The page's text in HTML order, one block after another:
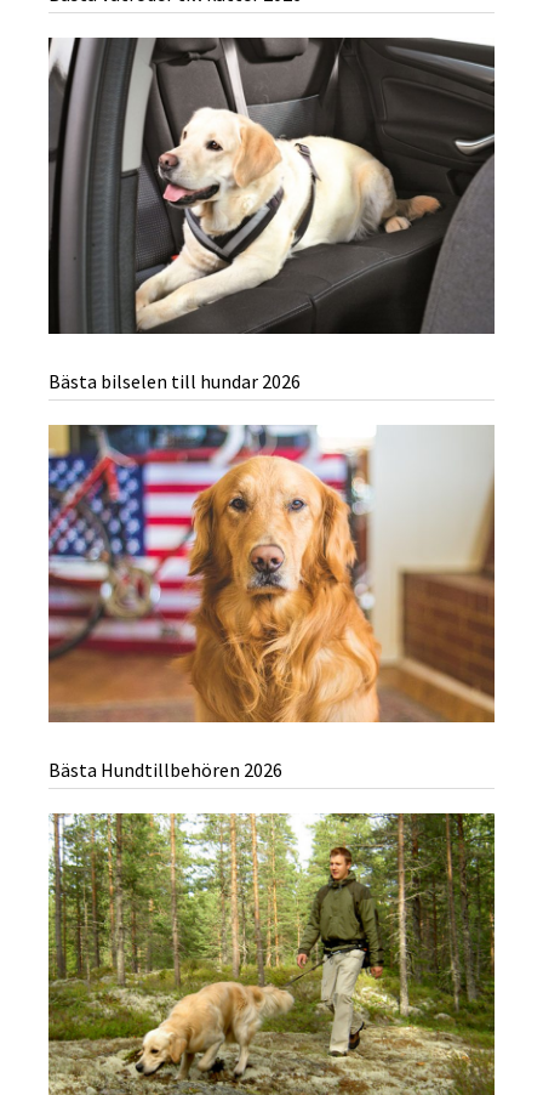
Bästa bilselen till hundar 2026
Bästa Hundtillbehören 2026